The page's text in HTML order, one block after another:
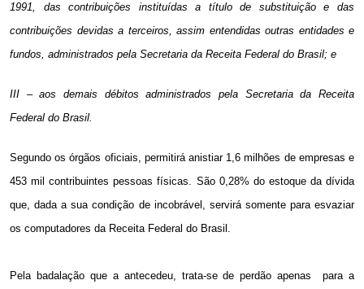
1991, das contribuições instituídas a título de substituição e das
contribuições devidas a terceiros, assim entendidas outras entidades e
fundos, administrados pela Secretaria da Receita Federal do Brasil; e
III – aos demais débitos administrados pela Secretaria da Receita
Federal do Brasil.
Segundo os órgãos oficiais, permitirá anistiar 1,6 milhões de empresas e
453 mil contribuintes pessoas físicas. São 0,28% do estoque da dívida
que, dada a sua condição de incobrável, servirá somente para esvaziar
os computadores da Receita Federal do Brasil.
Pela badalação que a antecedeu, trata-se de perdão apenas
para a